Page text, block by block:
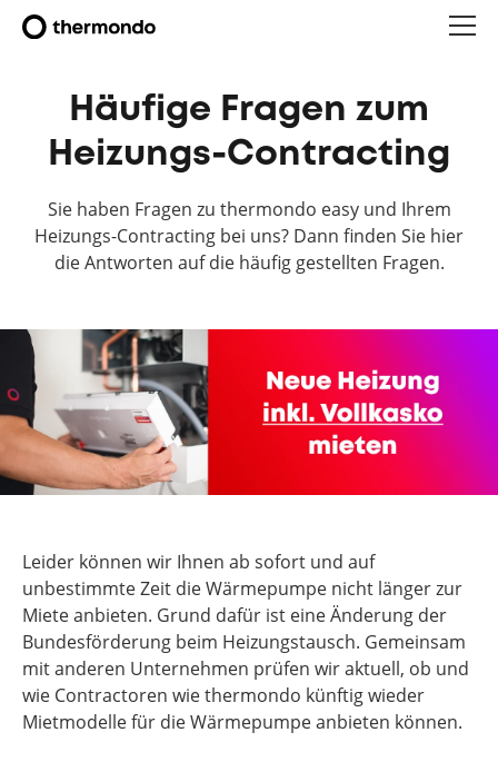
Häufige Fragen zum
Heizungs-Contracting
Sie haben Fragen zu thermondo easy und Ihrem
Heizungs-Contracting bei uns? Dann finden Sie hier
die Antworten auf die häufig gestellten Fragen.
Leider können wir Ihnen ab sofort und auf
unbestimmte Zeit die Wärmepumpe nicht länger zur
Miete anbieten. Grund dafür ist eine Änderung der
Bundesförderung beim Heizungstausch. Gemeinsam
mit anderen Unternehmen prüfen wir aktuell, ob und
wie Contractoren wie thermondo künftig wieder
Mietmodelle für die Wärmepumpe anbieten können.